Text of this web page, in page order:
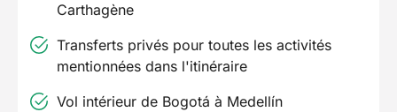
Carthagène
Transferts privés pour toutes les activités
mentionnées dans l'itinéraire
Vol intérieur de Bogotá à Medellín